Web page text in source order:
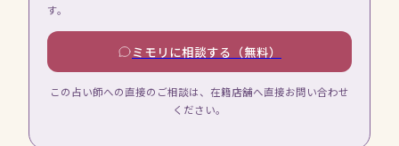
す。
ミモリに相談する（無料）
この占い師への直接のご相談は、在籍店舗へ直接お問い合わせ
ください。